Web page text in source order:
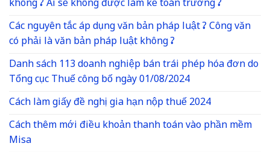
Các nguyên tắc áp dụng văn bản pháp luật ? Công văn
có phải là văn bản pháp luật không ?
Danh sách 113 doanh nghiệp bán trái phép hóa đơn do
Tổng cục Thuế công bố ngày 01/08/2024
Cách làm giấy đề nghị gia hạn nộp thuế 2024
Cách thêm mới điều khoản thanh toán vào phần mềm
Misa